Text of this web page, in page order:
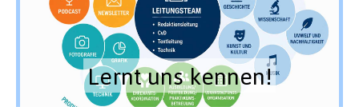
Lernt uns kennen!